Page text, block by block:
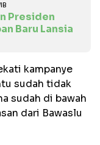
Presiden
Baru Lansia
kampanye
sudah tidak
sudah di bawah
dari Bawaslu